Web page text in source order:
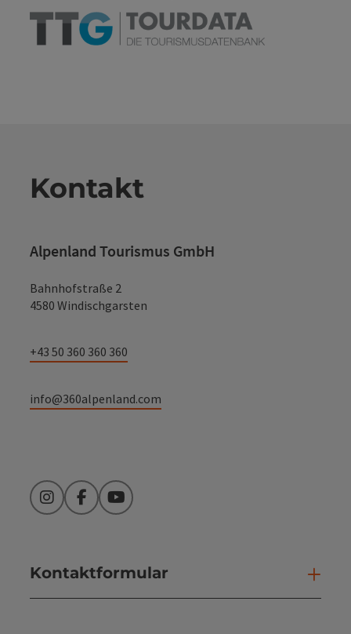
Kontakt
Alpenland Tourismus GmbH
Bahnhofstraße 2
4580 Windischgarsten
+43 50 360 360 360
info@360alpenland.com
InstagramFacebookYouTube
Kontaktformular